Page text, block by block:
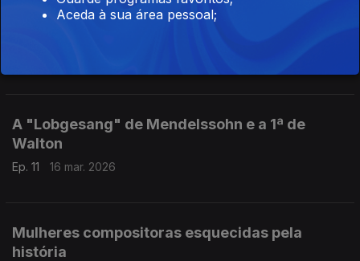
S. Coleridge-Taylor: Concerto violino
A "Lobgesang" de Mendelssohn e a 1ª de
Walton
Ep. 11 16 mar. 2026
Mulheres compositoras esquecidas pela
história
Aceda à sua área pessoal;